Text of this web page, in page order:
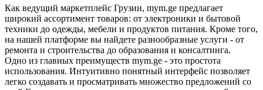
Как ведущий маркетплейс Грузии, mym.ge предлагает
широкий ассортимент товаров: от электроники и бытовой
техники до одежды, мебели и продуктов питания. Кроме того,
на нашей платформе вы найдете разнообразные услуги - от
ремонта и строительства до образования и консалтинга.
Одно из главных преимуществ mym.ge - это простота
использования. Интуитивно понятный интерфейс позволяет
легко создавать и просматривать множество предложений со